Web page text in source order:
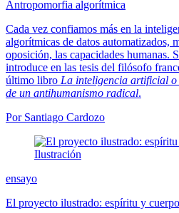
Antropomorfia algorítmica
Cada vez confiamos más en la
algorítmicas de datos automatizados,
oposición, las capacidades humanas.
introduce en las tesis del filósofo
último libro La inteligencia artificial
de un antihumanismo radical.
Por Santiago Cardozo
ensayo
El proyecto ilustrado: espíritu y